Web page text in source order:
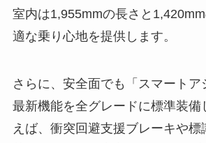
室内は1,955mmの長さと
適な乗り心地を提供します。
さらに、安全面でも「スマートア
最新機能を全グレードに標準装備
えば、衝突回避支援ブレーキや標